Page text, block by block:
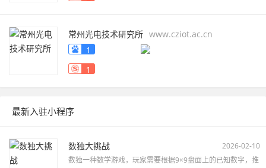
常州光电技术研究所 www.cziot.ac.cn
1
1
最新入驻小程序
数独大挑战
2026-02-10
数独一种数学游戏，玩家需要根据9×9盘面上的已知数字，推